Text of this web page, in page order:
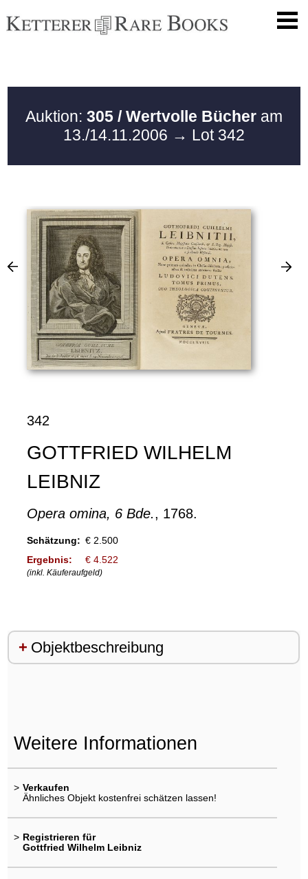
Auktion: 305 / Wertvolle Bücher am
13./14.11.2006 → Lot 342
342
GOTTFRIED WILHELM
LEIBNIZ
Opera omina, 6 Bde., 1768.
Schätzung: € 2.500
Ergebnis:
€ 4.522
(inkl. Käuferaufgeld)
Objektbeschreibung
Weitere Informationen
> Verkaufen
Ähnliches Objekt kostenfrei schätzen lassen!
> Registrieren für
Gottfried Wilhelm Leibniz